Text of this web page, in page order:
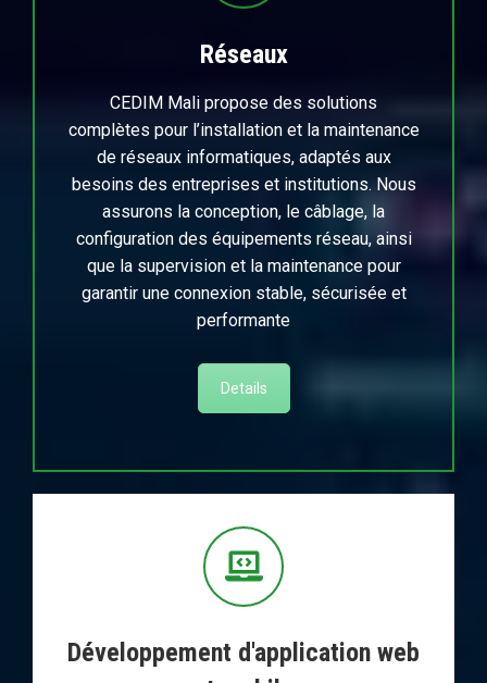
Réseaux
CEDIM Mali propose des solutions
complètes pour l’installation et la maintenance
de réseaux informatiques, adaptés aux
besoins des entreprises et institutions. Nous
assurons la conception, le câblage, la
configuration des équipements réseau, ainsi
que la supervision et la maintenance pour
garantir une connexion stable, sécurisée et
performante
Details
Développement d'application web